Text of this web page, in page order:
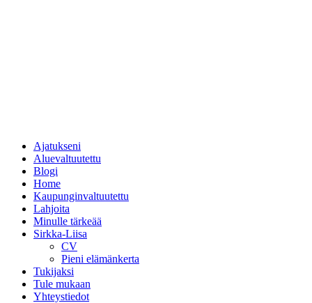
Ajatukseni
Aluevaltuutettu
Blogi
Home
Kaupunginvaltuutettu
Lahjoita
Minulle tärkeää
Sirkka-Liisa
CV
Pieni elämänkerta
Tukijaksi
Tule mukaan
Yhteystiedot